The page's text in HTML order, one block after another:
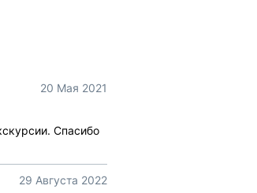
20 Мая 2021
Спасибо
29 Августа 2022